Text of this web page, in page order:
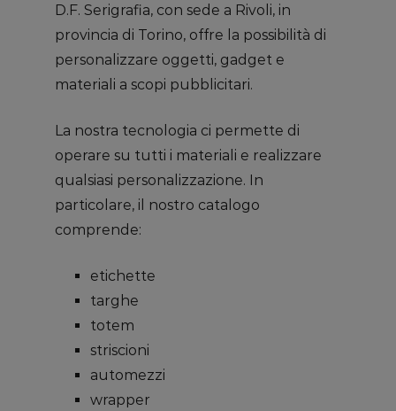
D.F. Serigrafia, con sede a Rivoli, in
provincia di Torino, offre la possibilità di
personalizzare oggetti, gadget e
materiali a scopi pubblicitari.
La nostra tecnologia ci permette di
operare su tutti i materiali e realizzare
qualsiasi personalizzazione. In
particolare, il nostro catalogo
comprende:
etichette
targhe
totem
striscioni
automezzi
wrapper